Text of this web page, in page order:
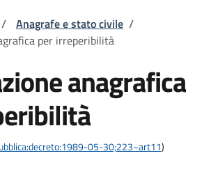
pane
/ Anagrafe e stato civile /
per irreperibilità
anagrafica
05-30;223~art11)